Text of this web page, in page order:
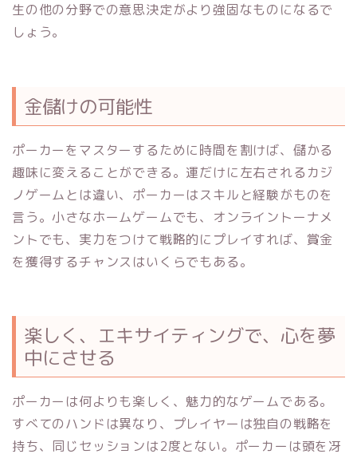
生の他の分野での意思決定がより強固なものになるで
しょう。
金儲けの可能性
ポーカーをマスターするために時間を割けば、儲かる
趣味に変えることができる。運だけに左右されるカジ
ノゲームとは違い、ポーカーはスキルと経験がものを
言う。小さなホームゲームでも、オンライントーナメ
ントでも、実力をつけて戦略的にプレイすれば、賞金
を獲得するチャンスはいくらでもある。
楽しく、エキサイティングで、心を夢
中にさせる
ポーカーは何よりも楽しく、魅力的なゲームである。
すべてのハンドは異なり、プレイヤーは独自の戦略を
持ち、同じセッションは2度とない。ポーカーは頭を冴